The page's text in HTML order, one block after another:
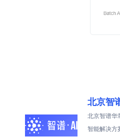
北京智
北京智谱华
智能解决方